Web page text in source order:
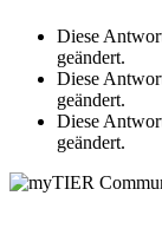
Diese
geändert.
Diese
geändert.
Diese
geändert.